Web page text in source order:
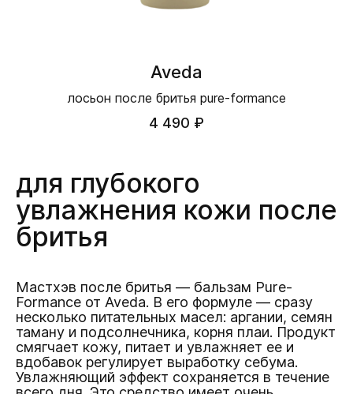
Aveda
лосьон после бритья pure-formance
4 490 ₽
для глубокого
увлажнения кожи после
бритья
Мастхэв после бритья — бальзам Pure-
Formance от Aveda. В его формуле — сразу
несколько питательных масел: аргании, семян
таману и подсолнечника, корня плаи. Продукт
смягчает кожу, питает и увлажняет ее и
вдобавок регулирует выработку себума.
Увлажняющий эффект сохраняется в течение